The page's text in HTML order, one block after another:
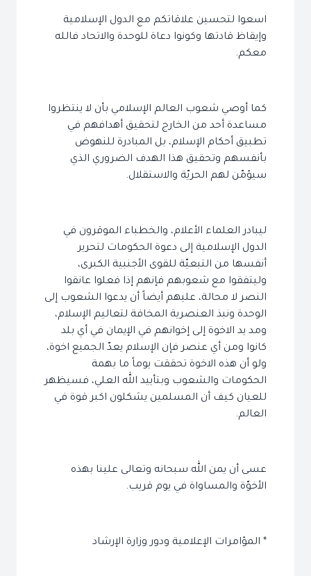
اسعوا لتحسين علاقاتكم مع الدول الإسلامية
وإيقاظ قادتها وكونوا دعاة للوحدة والاتحاد فالله
معكم.
كما أوصي شعوب العالم الإسلامي بأن لا ينتظروا
مساعدة أحد من الخارج لتحقيق أهدافهم في
تطبيق أحكام الإسلام، بل المبادرة للنهوض
بأنفسهم وتحقيق هذا الهدف الضروري الذي
سيؤمّن لهم الحريّة والاستقلال.
ليبادر العلماء الأعلام، والخطباء الموقرون في
الدول الإسلامية إلى دعوة الحكومات لتحرير
أنفسها من التبعيّة للقوى الأجنبية الكبرى،
وليتفقوا مع شعوبهم فإنهم إذا فعلوا عانقوا
النصر لا محالة، عليهم أيضاً أن يدعوا الشعوب إلى
الوحدة ونبذ العنصرية المخافة لتعاليم الإسلام،
ومد يد الاخوة إلى إخوانهم في الإيمان في أي بلد
كانوا ومن أي عنصر فإن الإسلام يعدّ الجميع اخوة،
ولو أن هذه الاخوة تحققت يوماً ما بهمة
الحكومات والشعوب وبتأييد الله العلي، فسيظهر
للعيان كيف أن المسلمين يشكلون اكبر قوة في
العالم.
عسى أن يمن الله سبحانه وتعالى علينا بهذه
الأخوّة والمساواة في يوم قريب.
* المؤامرات الإعلامية ودور وزارة الإرشاد